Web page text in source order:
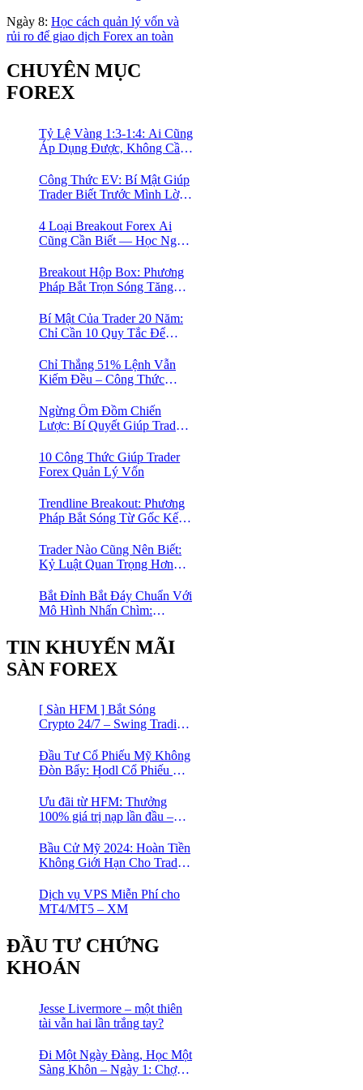
Ngày 8: Học cách quản lý vốn và
rủi ro để giao dịch Forex an toàn
CHUYÊN MỤC
FOREX
Tỷ Lệ Vàng 1:3-1:4: Ai Cũng
Áp Dụng Được, Không Cần
Công Thức EV: Bí Mật Giúp
Trader Biết Trước Mình Lời
4 Loại Breakout Forex Ai
Cũng Cần Biết — Học Ngay
Trader Nhàn Mà Vẫn Ăn
Tiền
Breakout Hộp Box: Phương
Pháp Bắt Trọn Sóng Tăng
Bí Mật Của Trader 20 Năm:
Chỉ Cần 10 Quy Tắc Để
Chỉ Thắng 51% Lệnh Vẫn
Kiếm Đều – Công Thức
Lẻ Không Cần Thắng Nhiều
Lệnh
Ngừng Ôm Đồm Chiến
Lược: Bí Quyết Giúp Trader
Lần
10 Công Thức Giúp Trader
Forex Quản Lý Vốn
Trendline Breakout: Phương
Pháp Bắt Sóng Từ Gốc Kết
Cho Trader Forex
Trader Nào Cũng Nên Biết:
Kỷ Luật Quan Trọng Hơn
Bắt Đỉnh Bắt Đáy Chuẩn Với
Mô Hình Nhấn Chìm:
Forex Đơn Giản Cho Mọi
Trader
TIN KHUYẾN MÃI
SÀN FOREX
[ Sàn HFM ] Bắt Sóng
Crypto 24/7 – Swing Trading
1:1000
Đầu Tư Cổ Phiếu Mỹ Không
Đòn Bẩy: Hodl Cổ Phiếu Mỹ
Nhuận Đều Đều | cổ phiếu
CFD
Ưu đãi từ HFM: Thưởng
100% giá trị nạp lần đầu –
Thị Trường Ngay!
Bầu Cử Mỹ 2024: Hoàn Tiền
Không Giới Hạn Cho Trader
Dịch vụ VPS Miễn Phí cho
MT4/MT5 – XM
ĐẦU TƯ CHỨNG
KHOÁN
Jesse Livermore – một thiên
tài vẫn hai lần trắng tay?
Đi Một Ngày Đàng, Học Một
Sàng Khôn – Ngày 1: Chợ